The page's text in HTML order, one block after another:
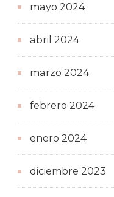
mayo 2024
abril 2024
marzo 2024
febrero 2024
enero 2024
diciembre 2023